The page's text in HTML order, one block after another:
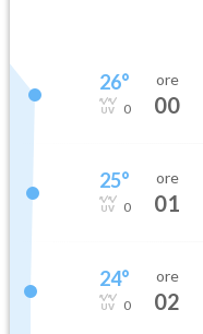
26°
0
ore
00
25°
0
ore
01
24°
0
ore
02